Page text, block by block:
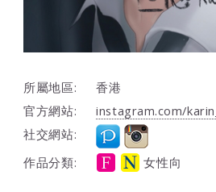
所屬地區:
香港
官方網站:
instagram.com/
社交網站:
作品分類:
女性向